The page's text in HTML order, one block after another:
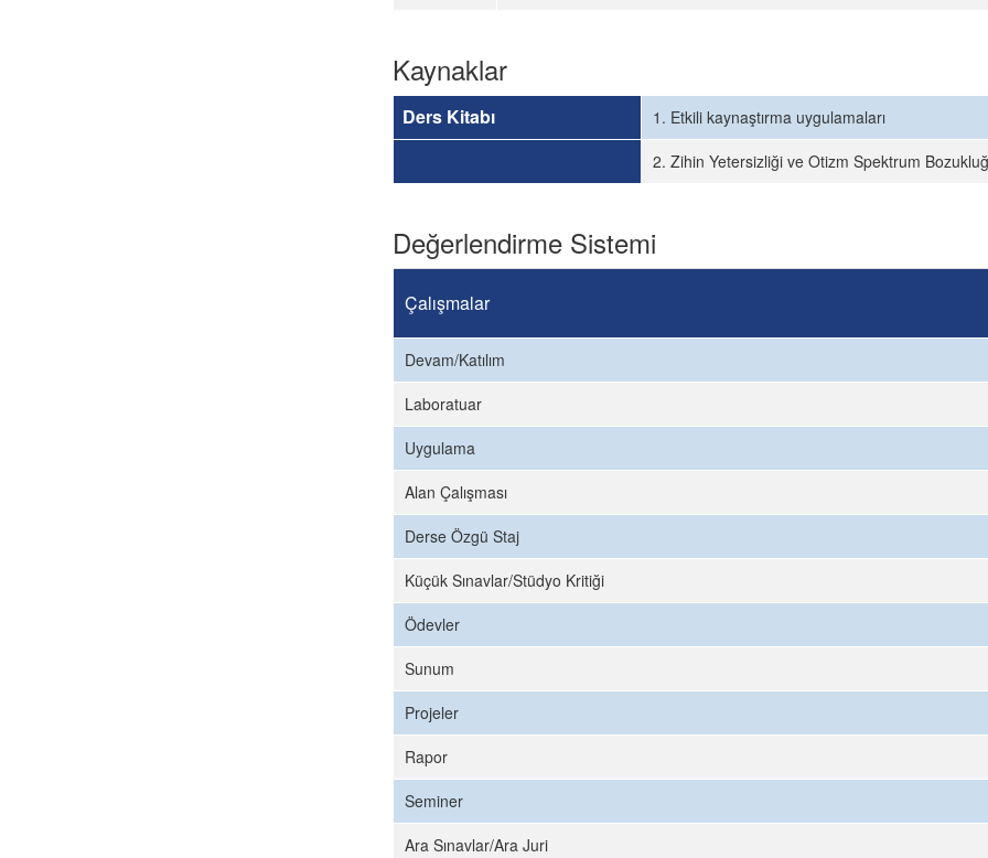
Kaynaklar
Ders Kitabı
1. Etkili kaynaştırma uygulamaları
2. Zihin Yetersizliği ve Otizm Spektrum
Değerlendirme Sistemi
Çalışmalar
Devam/Katılım
Laboratuar
Uygulama
Alan Çalışması
Derse Özgü Staj
Küçük Sınavlar/Stüdyo Kritiği
Ödevler
Sunum
Projeler
Rapor
Seminer
Ara Sınavlar/Ara Juri